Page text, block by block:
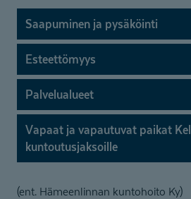
Saapuminen ja pysäköinti
Esteettömyys
Palvelualueet
Vapaat ja vapautuvat paikat Kelan
kuntoutus­jaksoille
(ent. Hämeenlinnan kuntohoito Ky)